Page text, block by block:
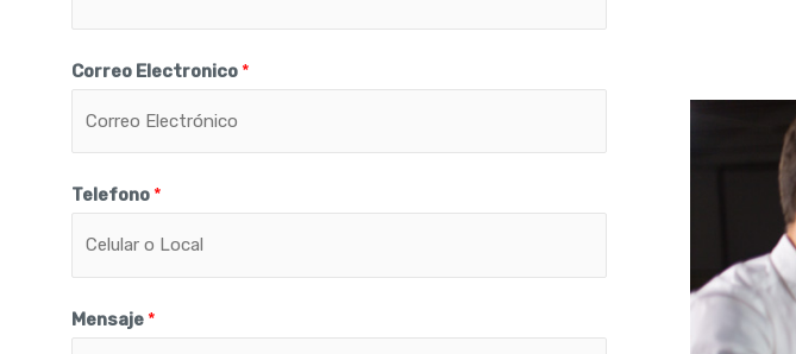
Correo Electronico *
Telefono *
Mensaje *